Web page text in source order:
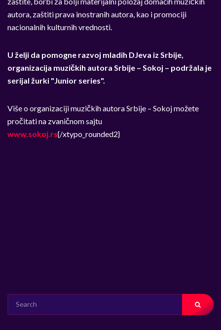
autora, zaštiti prava inostranih autora, kao i promociji
nacionalnih kulturnih vrednosti.
U želji da pomogne razvoj mladih DJeva iz Srbije,
organizacija muzičkih autora Srbije – Sokoj – podržala je
serijal žurki "Junior series".
Više o organizaciji muzičkih autora Srbije – Sokoj možete
pročitati na zvaničnom sajtu
www.sokoj.rs{/xtypo_rounded2}
FOR: